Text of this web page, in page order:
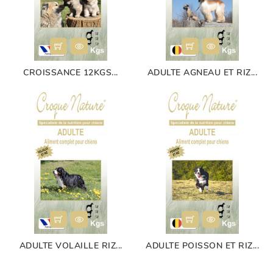
CROISSANCE 12KGS... ADULTE AGNEAU ET RIZ...
ADULTE VOLAILLE RIZ... ADULTE POISSON ET RIZ...